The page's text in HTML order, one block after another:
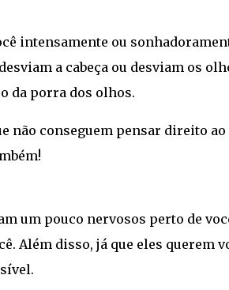
intensamente ou
a cabeça ou desviam os
da porra dos olhos.
não conseguem pensar direito ao
um pouco nervosos perto de
Além disso, já que eles querem